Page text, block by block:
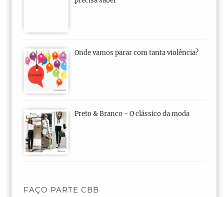
Onde vamos parar com tanta violência?
Preto & Branco - O clássico da moda
FAÇO PARTE CBB